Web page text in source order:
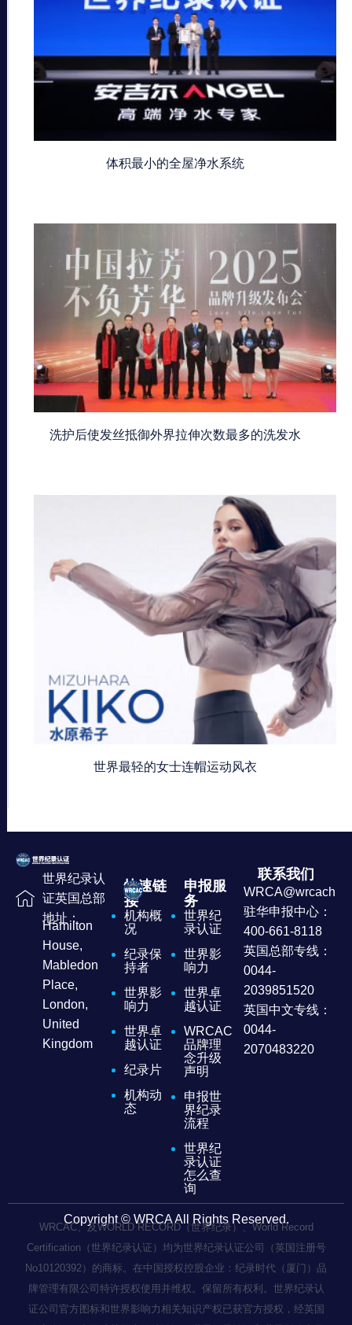
体积最小的全屋净水系统
洗护后使发丝抵御外界拉伸次数最多的洗发水
世界最轻的女士连帽运动风衣
世界纪录认
证英国总部
地址：
Hamilton
House,
Mabledon
Place,
London,
United
Kingdom
快速链
接
机构概
况
纪录保
持者
世界影
响力
世界卓
越认证
纪录片
机构动
态
申报服
务
世界纪
录认证
世界影
响力
世界卓
越认证
WRCAC
品牌理
念升级
声明
申报世
界纪录
流程
世界纪
录认证
怎么查
询
联系我们
驻华申报中心：
400-661-8118
英国总部专线：
0044-
2039851520
英国中文专线：
0044-
2070483220
Copyright © WRCA All Rights Reserved.
WRCAC、及WORLD RECORD（世界纪录）、World Record
Certification（世界纪录认证）均为世界纪录认证公司（英国注册号
No10120392）的商标。在中国授权控股企业：纪录时代（厦门）品
牌管理有限公司特许授权使用并维权。保留所有权利。世界纪录认
证公司官方图标和世界影响力相关知识产权已获官方授权，经英国